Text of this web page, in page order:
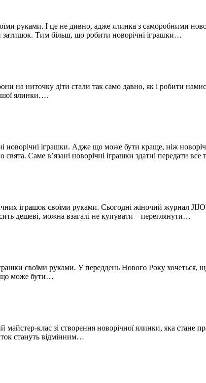
руками. І це не дивно, адже ялинка з саморобними
затишок. Тим більш, що робити новорічні іграшки…
на ниточку діти стали так само давно, як і робити
ялинки….
новорічні іграшки. Адже що може бути краще, ніж
Саме в’язані новорічні іграшки здатні передати
іграшок своїми руками. Сьогодні жіночий журнал
дешеві, можна взагалі не купувати – переглянути…
своїми руками. У переддень Нового Року
що може бути…
клас зі створення новорічної ялинки, яка стане
стануть відмінним…